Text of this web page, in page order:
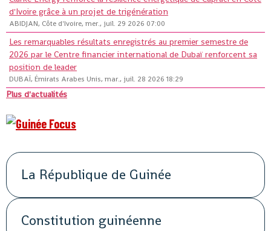
d'Ivoire grâce à un projet de trigénération
ABIDJAN, Côte d'Ivoire, mer., juil. 29 2026 07:00
Les remarquables résultats enregistrés au premier semestre de
2026 par le Centre financier international de Dubaï renforcent sa
position de leader
DUBAÏ, Émirats Arabes Unis, mar., juil. 28 2026 18:29
Plus d'actualités
La République de Guinée
Constitution guinéenne